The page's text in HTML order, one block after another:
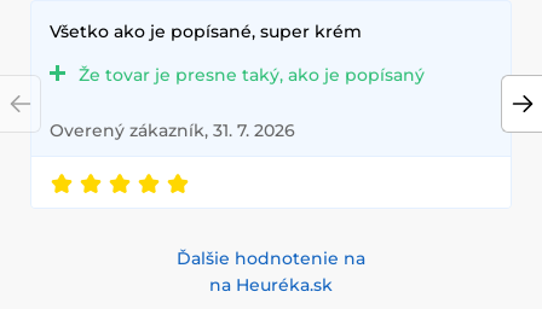
Všetko ako je popísané, super krém
Že tovar je presne taký, ako je popísaný
Overený zákazník, 31. 7. 2026
Ďalšie hodnotenie na
na Heuréka.sk